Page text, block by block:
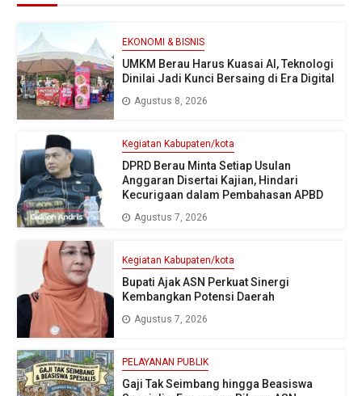
EKONOMI & BISNIS
UMKM Berau Harus Kuasai AI, Teknologi
Dinilai Jadi Kunci Bersaing di Era Digital
Agustus 8, 2026
Kegiatan Kabupaten/kota
DPRD Berau Minta Setiap Usulan
Anggaran Disertai Kajian, Hindari
Kecurigaan dalam Pembahasan APBD
Agustus 7, 2026
Kegiatan Kabupaten/kota
Bupati Ajak ASN Perkuat Sinergi
Kembangkan Potensi Daerah
Agustus 7, 2026
PELAYANAN PUBLIK
Gaji Tak Seimbang hingga Beasiswa